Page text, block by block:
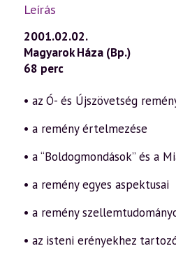
Leírás
2001.02.02.
Magyarok Háza (Bp.)
68 perc
• az Ó- és Újszövetség
• a remény értelmezése
• a “Boldogmondások” és a
• a remény egyes aspektusai
• a remény
• az isteni erényekhez